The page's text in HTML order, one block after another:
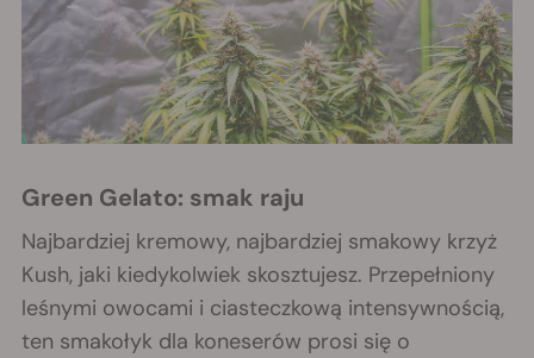
Green Gelato: smak raju
Najbardziej kremowy, najbardziej smakowy krzyż
Kush, jaki kiedykolwiek skosztujesz. Przepełniony
leśnymi owocami i ciasteczkową intensywnością,
ten smakołyk dla koneserów prosi się o